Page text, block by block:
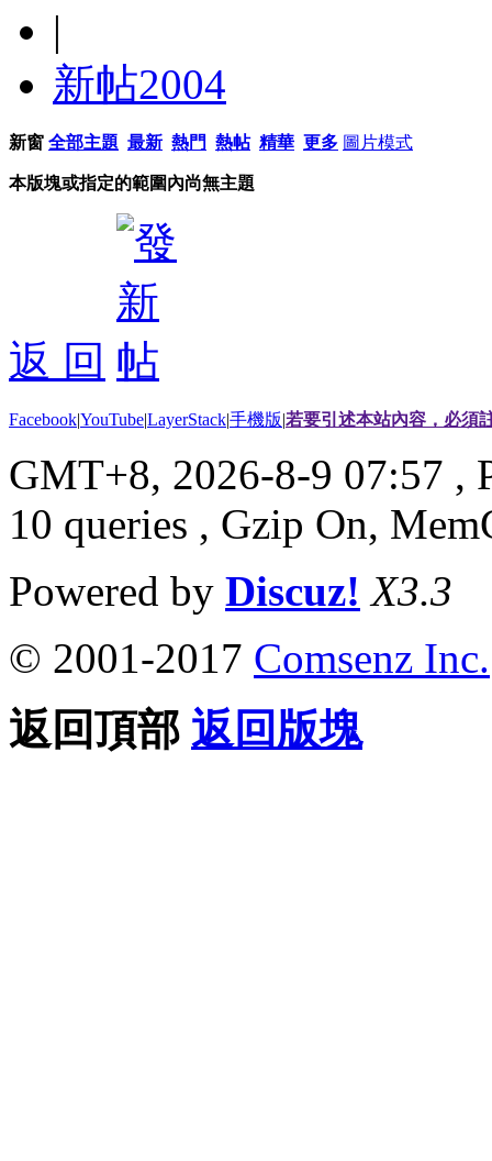
|
新帖2004
新窗 全部主題 最新 熱門 熱帖 精華 更多 圖片模式
本版塊或指定的範圍內尚無主題
返 回
Facebook|YouTube|LayerStack|手機版|若要引述本站內容，必須
GMT+8, 2026-8-9 07:57 ,
10 queries , Gzip On,
Powered by Discuz! X3.3
© 2001-2017 Comsenz Inc.
返回頂部 返回版塊